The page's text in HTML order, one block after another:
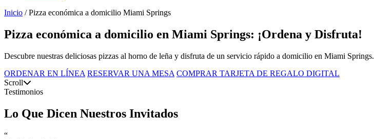
Inicio / Pizza económica a domicilio Miami Springs
Pizza económica a domicilio en Miami Springs: ¡Ordena y Disfruta!
Descubre nuestras deliciosas pizzas al horno de leña y disfruta de un servicio rápido a domicilio en Miami Springs.
ORDENAR EN LÍNEA RESERVAR UNA MESA COMPRAR TARJETA DE REGALO DIGITAL
Scroll
Testimonios
Lo Que Dicen Nuestros Invitados
“